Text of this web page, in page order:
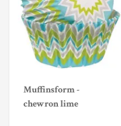
Muffinsform -
chewron lime